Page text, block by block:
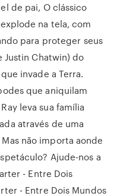
de pai, O clássico
na tela, com
para proteger seus
Justin Chatwin) do
invade a Terra.
que aniquilam
leva sua família
através de uma
não importa aonde
Ajude-nos a
- Entre Dois
- Entre Dois Mundos